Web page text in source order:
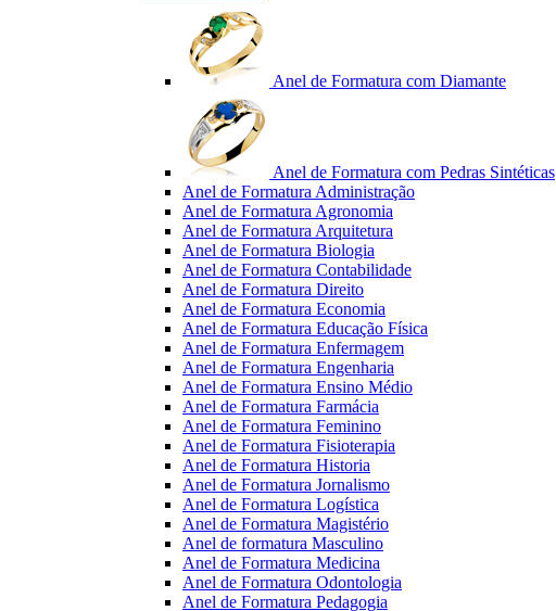
Anel de Formatura com Diamante
Anel de Formatura com Pedras Sintéticas
Anel de Formatura Administração
Anel de Formatura Agronomia
Anel de Formatura Arquitetura
Anel de Formatura Biologia
Anel de Formatura Contabilidade
Anel de Formatura Direito
Anel de Formatura Economia
Anel de Formatura Educação Física
Anel de Formatura Enfermagem
Anel de Formatura Engenharia
Anel de Formatura Ensino Médio
Anel de Formatura Farmácia
Anel de Formatura Feminino
Anel de Formatura Fisioterapia
Anel de Formatura Historia
Anel de Formatura Jornalismo
Anel de Formatura Logística
Anel de Formatura Magistério
Anel de formatura Masculino
Anel de Formatura Medicina
Anel de Formatura Odontologia
Anel de Formatura Pedagogia